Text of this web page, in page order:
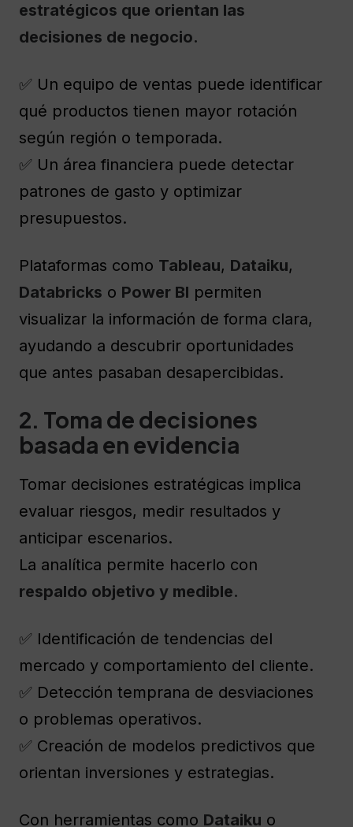
estratégicos que orientan las
decisiones de negocio.
✅ Un equipo de ventas puede identificar
qué productos tienen mayor rotación
según región o temporada.
✅ Un área financiera puede detectar
patrones de gasto y optimizar
presupuestos.
Plataformas como Tableau, Dataiku,
Databricks o Power BI permiten
visualizar la información de forma clara,
ayudando a descubrir oportunidades
que antes pasaban desapercibidas.
2. Toma de decisiones
basada en evidencia
Tomar decisiones estratégicas implica
evaluar riesgos, medir resultados y
anticipar escenarios.
La analítica permite hacerlo con
respaldo objetivo y medible.
✅ Identificación de tendencias del
mercado y comportamiento del cliente.
✅ Detección temprana de desviaciones
o problemas operativos.
✅ Creación de modelos predictivos que
orientan inversiones y estrategias.
Con herramientas como Dataiku o